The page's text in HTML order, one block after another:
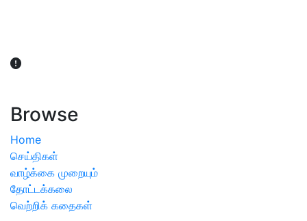
Browse
Home
செய்திகள்
வாழ்க்கை முறையும்
தோட்டக்கலை
வெற்றிக் கதைகள்